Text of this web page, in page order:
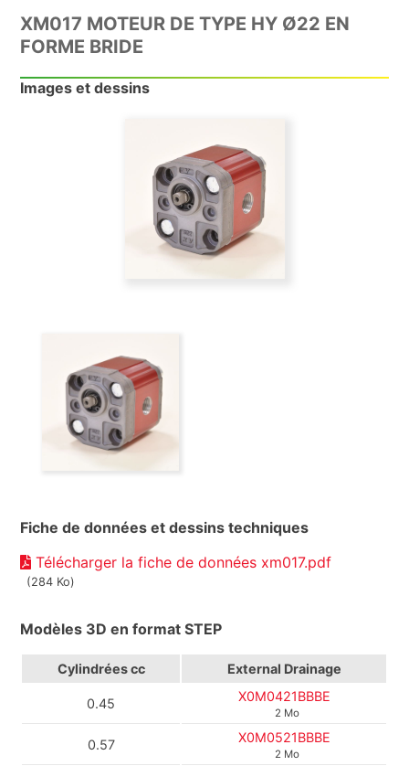
XM017 MOTEUR DE TYPE HY Ø22 EN
FORME BRIDE
Images et dessins
Fiche de données et dessins techniques
Télécharger la fiche de données xm017.pdf
(284 Ko)
Modèles 3D en format STEP
Cylindréescc External Drainage
0.45 X0M0421BBBE
2 Mo
0.57 X0M0521BBBE
2 Mo